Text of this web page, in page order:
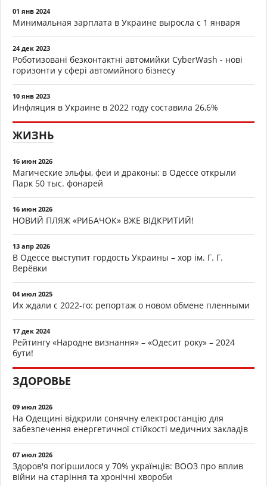
01 янв 2024
Минимальная зарплата в Украине выросла с 1 января
24 дек 2023
Роботизовані безконтактні автомийки CyberWash - нові
горизонти у сфері автомийного бізнесу
10 янв 2023
Инфляция в Украине в 2022 году составила 26,6%
ЖИЗНЬ
16 июн 2026
Магические эльфы, феи и драконы: в Одессе открыли
Парк 50 тыс. фонарей
16 июн 2026
НОВИЙ ПЛЯЖ «РИБАЧОК» ВЖЕ ВІДКРИТИЙ!
13 апр 2026
В Одессе выступит гордость Украины – хор ім. Г. Г.
Верёвки
04 июл 2025
Их ждали с 2022-го: репортаж о новом обмене пленными
17 дек 2024
Рейтингу «Народне визнання» – «Одесит року» – 2024
бути!
ЗДОРОВЬЕ
09 июл 2026
На Одещині відкрили сонячну електростанцію для
забезпечення енергетичної стійкості медичних закладів
07 июл 2026
Здоров'я погіршилося у 70% українців: ВООЗ про вплив
війни на старіння та хронічні хвороби